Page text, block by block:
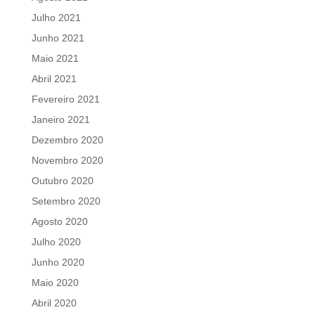
Julho 2021
Junho 2021
Maio 2021
Abril 2021
Fevereiro 2021
Janeiro 2021
Dezembro 2020
Novembro 2020
Outubro 2020
Setembro 2020
Agosto 2020
Julho 2020
Junho 2020
Maio 2020
Abril 2020